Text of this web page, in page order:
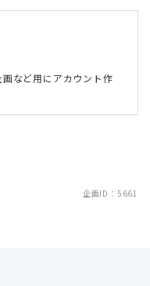
など用にアカウント作
企画ID：5661